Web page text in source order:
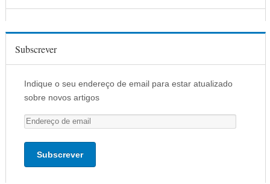
Subscrever
Indique o seu endereço de email para estar atualizado
sobre novos artigos
E
n
d